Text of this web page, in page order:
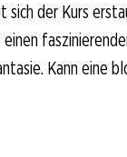
der Kurs
Kann eine